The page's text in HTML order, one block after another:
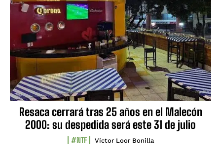
Resaca cerrará tras 25 años en el Malecón
2000: su despedida será este 31 de julio
#NTF Víctor Loor Bonilla